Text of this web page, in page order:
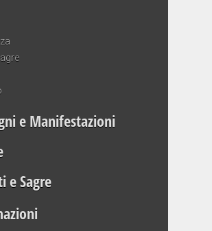
e Manifestazioni
e Sagre